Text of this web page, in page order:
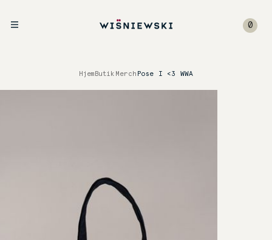
0
Hjem Butik Merch Pose I <3 WWA